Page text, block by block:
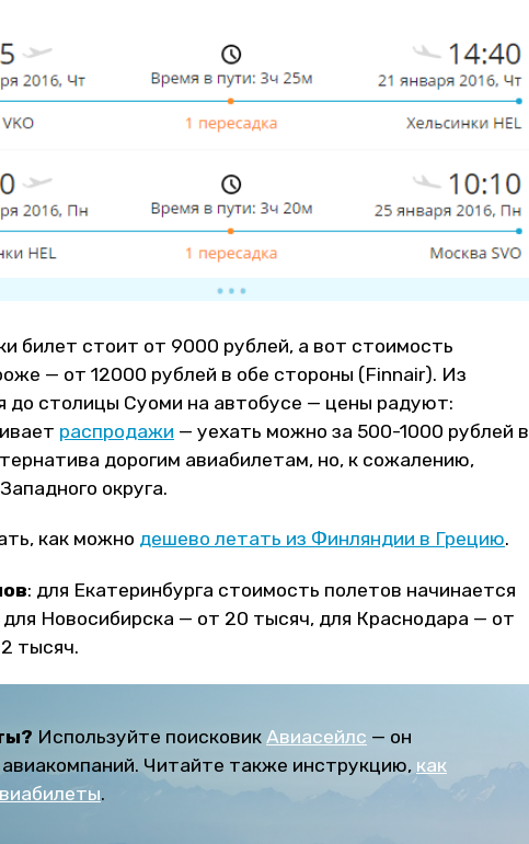
билет стоит от 9000 рублей, а вот стоимость
— от 12000 рублей в обе стороны (Finnair). Из
до столицы Суоми на автобусе — цены радуют:
распродажи — уехать можно за 500-1000 рублей в
дорогим авиабилетам, но, к сожалению,
округа.
как можно дешево летать из Финляндии в Грецию.
: для Екатеринбурга стоимость полетов начинается
для Новосибирска — от 20 тысяч, для Краснодара — от
тысяч.
Используйте поисковикАвиасейлс — он
Читайте также инструкцию, как
.